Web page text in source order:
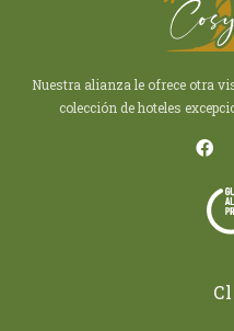
Nuestra alianza le ofrece otra
colección de hoteles